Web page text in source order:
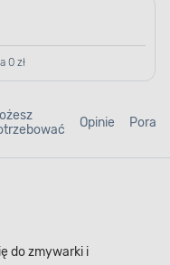
0 zł
Opinie Porady
do zmywarki i